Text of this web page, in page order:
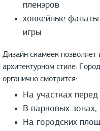
пленэров
хоккейные
игры
Дизайн скамеек позволяет
архитектурном стиле.
органично смотрится:
На участках
В парковых зонах,
На городских